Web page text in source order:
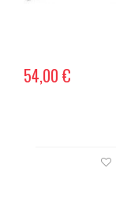
54,00 €